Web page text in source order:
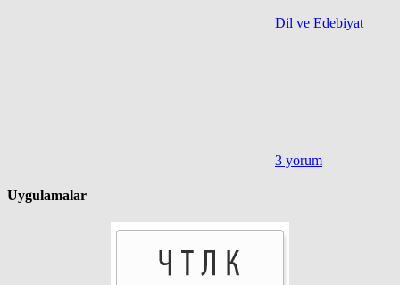
Dil ve Edebiyat
3 yorum
Uygulamalar